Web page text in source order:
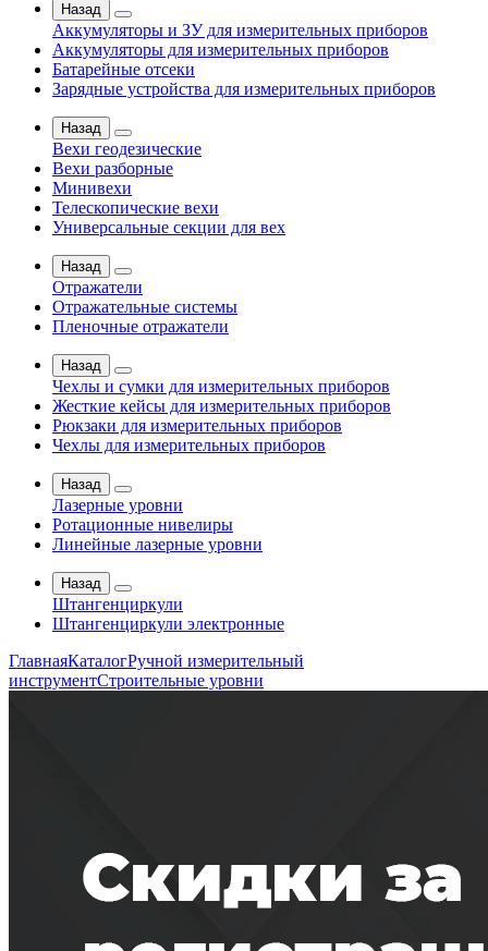
Назад
Аккумуляторы и ЗУ для измерительных приборов
Аккумуляторы для измерительных приборов
Батарейные отсеки
Зарядные устройства для измерительных приборов
Назад
Вехи геодезические
Вехи разборные
Минивехи
Телескопические вехи
Универсальные секции для вех
Назад
Отражатели
Отражательные системы
Пленочные отражатели
Назад
Чехлы и сумки для измерительных приборов
Жесткие кейсы для измерительных приборов
Рюкзаки для измерительных приборов
Чехлы для измерительных приборов
Назад
Лазерные уровни
Ротационные нивелиры
Линейные лазерные уровни
Назад
Штангенциркули
Штангенциркули электронные
ГлавнаяКаталогРучной измерительный
инструментСтроительные уровни